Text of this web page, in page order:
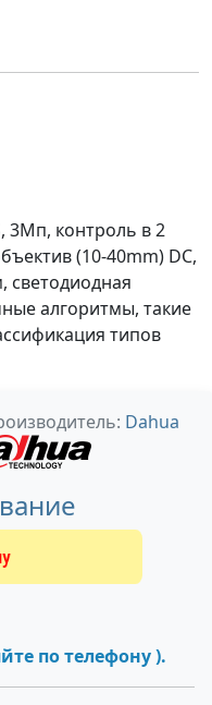
3Мп, контроль в 2
(10-40mm) DC,
светодиодная
алгоритмы, такие
типов
Dahua
цену
по телефону ).